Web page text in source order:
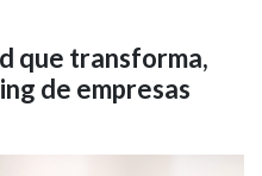
que transforma,
de empresas